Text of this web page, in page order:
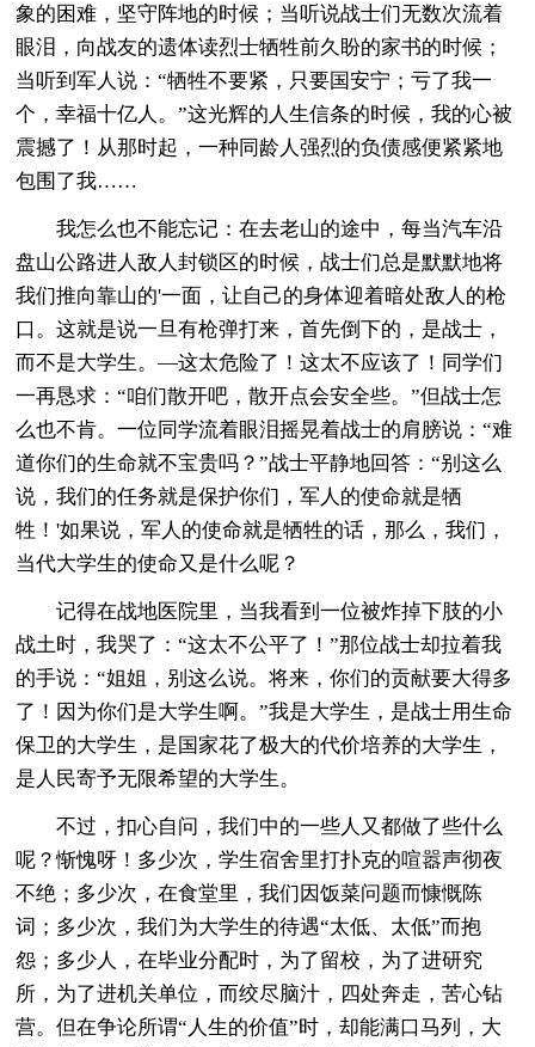
象的困难，坚守阵地的时候；当听说战士们无数次流着
眼泪，向战友的遗体读烈士牺牲前久盼的家书的时候；
当听到军人说：“牺牲不要紧，只要国安宁；亏了我一
个，幸福十亿人。”这光辉的人生信条的时候，我的心被
震撼了！从那时起，一种同龄人强烈的负债感便紧紧地
包围了我……
我怎么也不能忘记：在去老山的途中，每当汽车沿
盘山公路进人敌人封锁区的时候，战士们总是默默地将
我们推向靠山的'一面，让自己的身体迎着暗处敌人的枪
口。这就是说一旦有枪弹打来，首先倒下的，是战士，
而不是大学生。—这太危险了！这太不应该了！同学们
一再恳求：“咱们散开吧，散开点会安全些。”但战士怎
么也不肯。一位同学流着眼泪摇晃着战士的肩膀说：“难
道你们的生命就不宝贵吗？”战士平静地回答：“别这么
说，我们的任务就是保护你们，军人的使命就是牺
牲！'如果说，军人的使命就是牺牲的话，那么，我们，
当代大学生的使命又是什么呢？
记得在战地医院里，当我看到一位被炸掉下肢的小
战土时，我哭了：“这太不公平了！”那位战士却拉着我
的手说：“姐姐，别这么说。将来，你们的贡献要大得多
了！因为你们是大学生啊。”我是大学生，是战士用生命
保卫的大学生，是国家花了极大的代价培养的大学生，
是人民寄予无限希望的大学生。
不过，扣心自问，我们中的一些人又都做了些什么
呢？惭愧呀！多少次，学生宿舍里打扑克的喧嚣声彻夜
不绝；多少次，在食堂里，我们因饭菜问题而慷慨陈
词；多少次，我们为大学生的待遇“太低、太低”而抱
怨；多少人，在毕业分配时，为了留校，为了进研究
所，为了进机关单位，而绞尽脑汁，四处奔走，苦心钻
营。但在争论所谓“人生的价值”时，却能满口马列，大